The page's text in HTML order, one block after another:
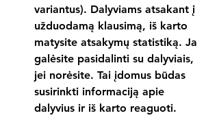
variantus). Dalyviams atsakant į
užduodamą klausimą, iš karto
matysite atsakymų statistiką. Ja
galėsite pasidalinti su dalyviais,
jei norėsite. Tai įdomus būdas
susirinkti informaciją apie
dalyvius ir iš karto reaguoti.